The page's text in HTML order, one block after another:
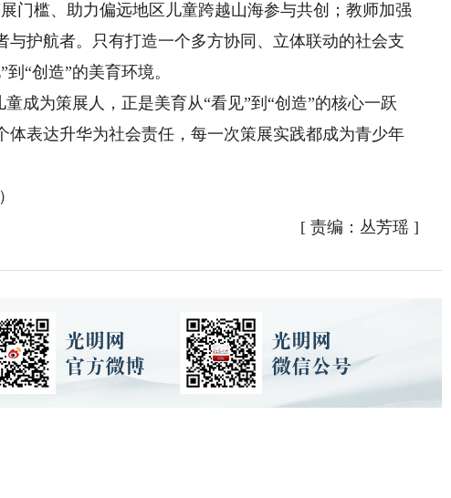
门槛、助力偏远地区儿童跨越山海参与共创；教师加强
护航者。只有打造一个多方协同、立体联动的社会支
“创造”的美育环境。
为策展人，正是美育从“看见”到“创造”的核心一跃
表达升华为社会责任，每一次策展实践都成为青少年
[ 责编：丛芳瑶]